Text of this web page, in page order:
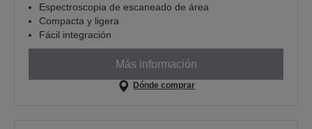
Espectroscopia de escaneado de área
Compacta y ligera
Fácil integración
Más información
Dónde comprar